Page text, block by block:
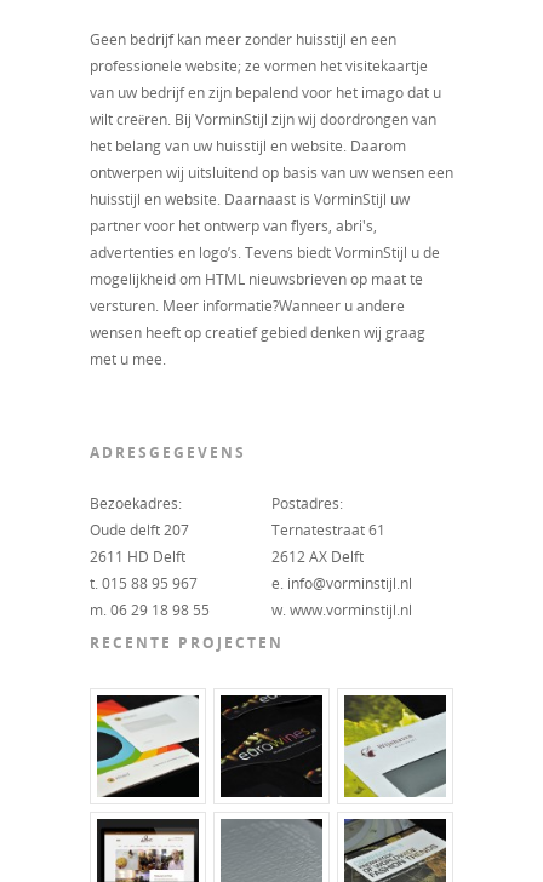
Geen bedrijf kan meer zonder huisstijl en een
professionele website; ze vormen het visitekaartje
van uw bedrijf en zijn bepalend voor het imago dat u
wilt creëren. Bij VorminStijl zijn wij doordrongen van
het belang van uw huisstijl en website. Daarom
ontwerpen wij uitsluitend op basis van uw wensen een
huisstijl en website. Daarnaast is VorminStijl uw
partner voor het ontwerp van flyers, abri's,
advertenties en logo’s. Tevens biedt VorminStijl u de
mogelijkheid om HTML nieuwsbrieven op maat te
versturen. Meer informatie?Wanneer u andere
wensen heeft op creatief gebied denken wij graag
met u mee.
ADRESGEGEVENS
Bezoekadres:
Oude delft 207
2611 HD Delft
t. 015 88 95 967
m. 06 29 18 98 55
Postadres:
Ternatestraat 61
2612 AX Delft
e. info@vorminstijl.nl
w. www.vorminstijl.nl
RECENTE PROJECTEN